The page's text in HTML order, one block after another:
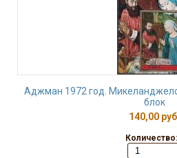
Аджман 1972 год.
блок
140,00
Количество: